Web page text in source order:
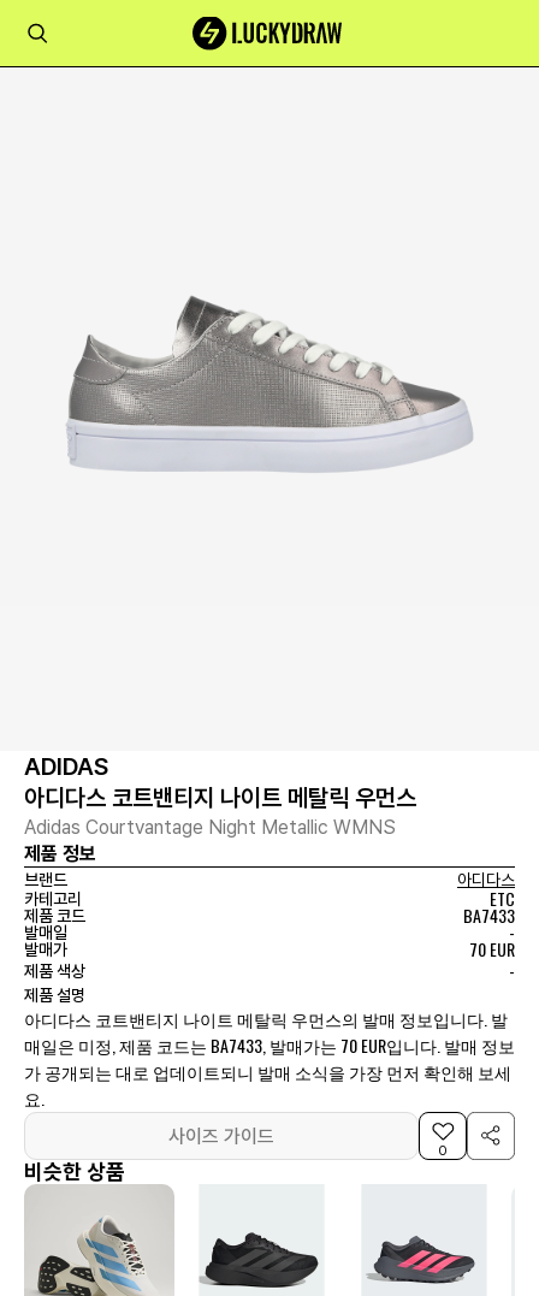
ADIDAS
아디다스 코트밴티지 나이트 메탈릭 우먼스
Adidas Courtvantage Night Metallic WMNS
제품 정보
브랜드
아디다스
카테고리
ETC
제품 코드 BA7433
발매일 -
발매가 70 EUR
제품 색상 -
제품 설명
아디다스 코트밴티지 나이트 메탈릭 우먼스의 발매 정보입니다. 발
매일은 미정, 제품 코드는 BA7433, 발매가는 70 EUR입니다. 발매 정보
가 공개되는 대로 업데이트되니 발매 소식을 가장 먼저 확인해 보세
요.
사이즈 가이드
0
비슷한 상품